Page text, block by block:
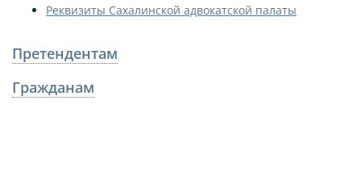
Реквизиты Сахалинской адвокатской палаты
Претендентам
Гражданам